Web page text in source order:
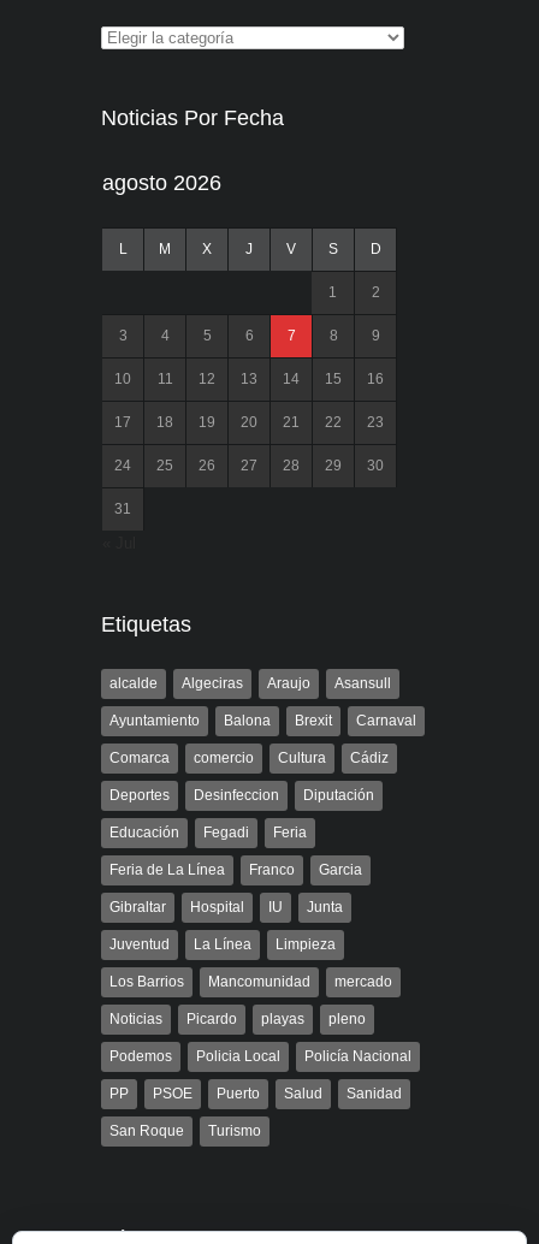
Noticias Por Fecha
agosto 2026
L M X J V S D
1 2
3 4 5 6 7 8 9
10 11 12 13 14 15 16
17 18 19 20 21 22 23
24 25 26 27 28 29 30
31
Etiquetas
alcalde Algeciras Araujo Asansull
Ayuntamiento Balona Brexit Carnaval
Comarca comercio Cultura Cádiz
Deportes Desinfeccion Diputación
Educación Fegadi Feria
Feria de La Línea Franco Garcia
Gibraltar Hospital IU Junta
Juventud La Línea Limpieza
Los Barrios Mancomunidad mercado
Noticias Picardo playas pleno
Podemos Policia Local Policía Nacional
PP PSOE Puerto Salud Sanidad
San Roque Turismo
Búsqueda